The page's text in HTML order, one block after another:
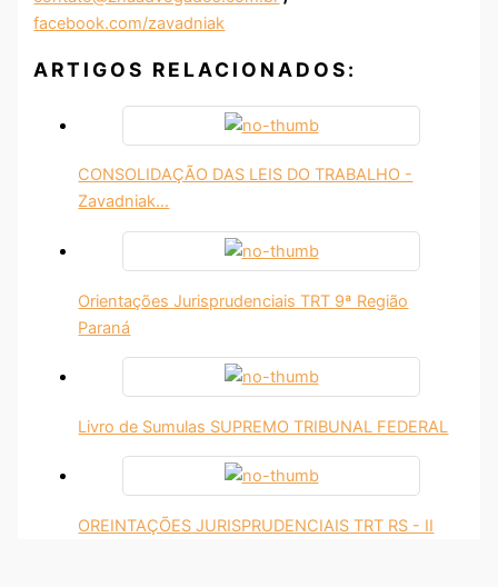
facebook.com/zavadniak
ARTIGOS RELACIONADOS:
CONSOLIDAÇÃO DAS LEIS DO TRABALHO -
Zavadniak…
Orientações Jurisprudenciais TRT 9ª Região
Paraná
Livro de Sumulas SUPREMO TRIBUNAL FEDERAL
OREINTAÇÕES JURISPRUDENCIAIS TRT RS - II